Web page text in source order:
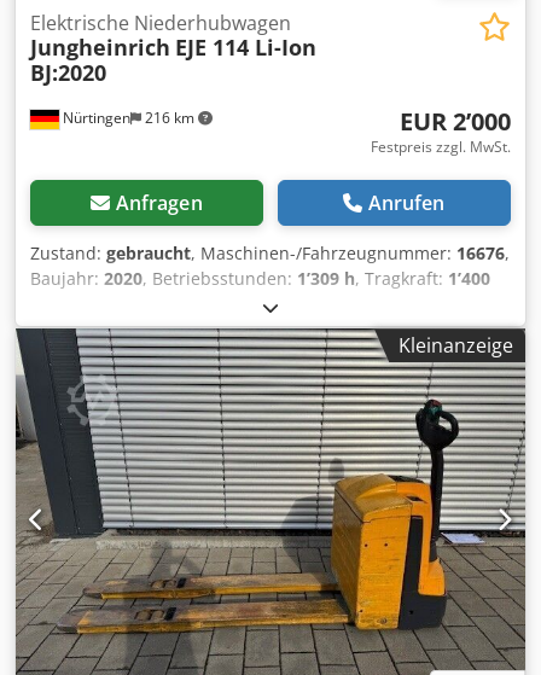
Nürtingen 216 km
Elektrische Niederhubwagen
Jungheinrich EJE 114 Li-Ion
BJ:2020
EUR 2’000
Festpreis zzgl. MwSt.
Anfragen Anrufen
Zustand: gebraucht, Maschinen-/Fahrzeugnummer: 16676,
Baujahr: 2020, Betriebsstunden: 1’309 h, Tragkraft: 1’400
, Lastschwerpunkt:
Kraftstofftyp:elektrisch, Masttyp:Sonstige, Bauhöhe:
1’320 mm, Batteriespannung:24 V, Vorderreifengröße:,
Hinterreifengröße:, Gesamtgewicht:407 kg, 5014032
Seriennummer: 98265203 Crodpfxsxwf Sqs Ahgof Batterie-
Details: 24 Volt
Kleinanzeige